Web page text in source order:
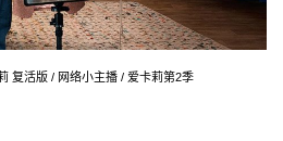
复活版 / 网络小主播 / 爱卡莉第2季